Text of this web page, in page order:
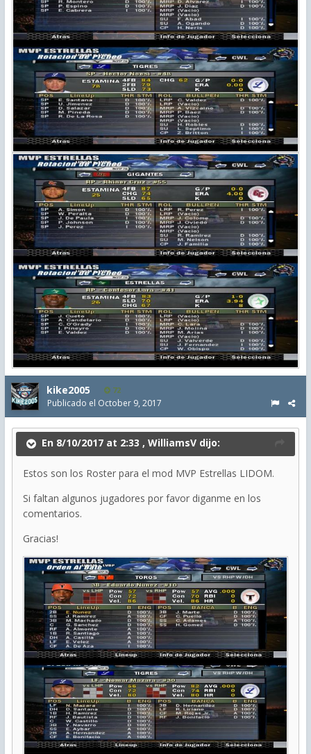
kike2005 72
Publicado el October 9, 2017
En 8/10/2017 at 2:33 , WilliamsV dijo:
Estos son los Roster para el mod MVP Estrellas LIDOM.
Si faltan algunos jugadores por favor diganme en los
comentarios.
Gracias!